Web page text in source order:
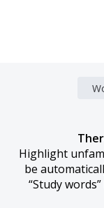
Highlight
be
“Study